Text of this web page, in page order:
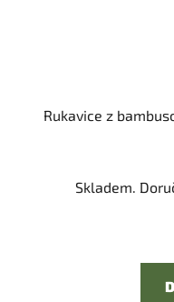
Rukavice z
Skladem.